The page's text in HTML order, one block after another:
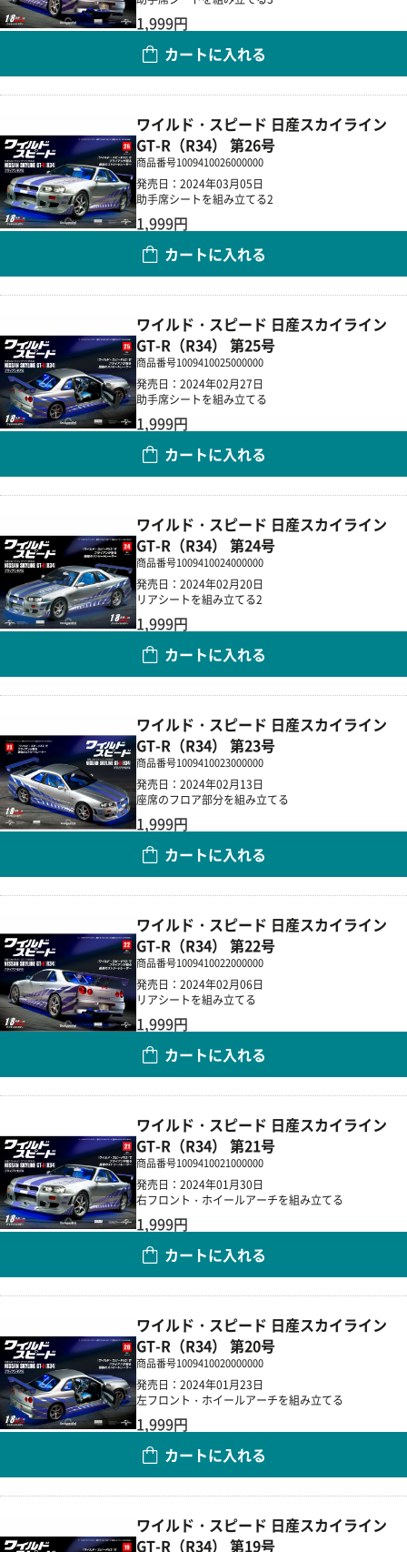
1,999円
カートに入れる
ワイルド・スピード 日産スカイライン
GT-R（R34） 第26号
商品番号1009410026000000
発売日：2024年03月05日
助手席シートを組み立てる2
1,999円
カートに入れる
ワイルド・スピード 日産スカイライン
GT-R（R34） 第25号
商品番号1009410025000000
発売日：2024年02月27日
助手席シートを組み立てる
1,999円
カートに入れる
ワイルド・スピード 日産スカイライン
GT-R（R34） 第24号
商品番号1009410024000000
発売日：2024年02月20日
リアシートを組み立てる2
1,999円
カートに入れる
ワイルド・スピード 日産スカイライン
GT-R（R34） 第23号
商品番号1009410023000000
発売日：2024年02月13日
座席のフロア部分を組み立てる
1,999円
カートに入れる
ワイルド・スピード 日産スカイライン
GT-R（R34） 第22号
商品番号1009410022000000
発売日：2024年02月06日
リアシートを組み立てる
1,999円
カートに入れる
ワイルド・スピード 日産スカイライン
GT-R（R34） 第21号
商品番号1009410021000000
発売日：2024年01月30日
右フロント・ホイールアーチを組み立てる
1,999円
カートに入れる
ワイルド・スピード 日産スカイライン
GT-R（R34） 第20号
商品番号1009410020000000
発売日：2024年01月23日
左フロント・ホイールアーチを組み立てる
1,999円
カートに入れる
ワイルド・スピード 日産スカイライン
GT-R（R34） 第19号